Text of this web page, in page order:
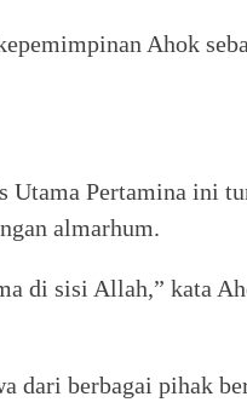
Ahok
Pertamina ini
almarhum.
di sisi Allah,” kata
dari berbagai pihak